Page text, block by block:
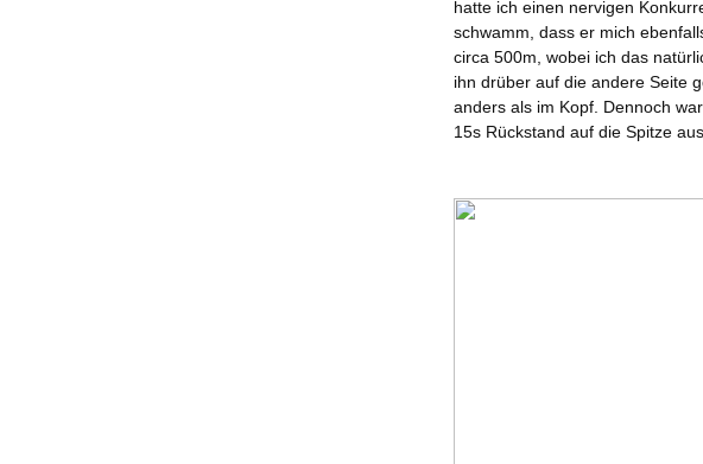
hatte ich einen nervigen
schwamm, dass er mich
circa 500m, wobei ich das
ihn drüber auf die andere Seite
anders als im Kopf. Dennoch
15s Rückstand auf die Spitze